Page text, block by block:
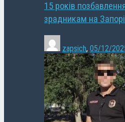
15 років
зрадникам на
zapsich, 05/12/